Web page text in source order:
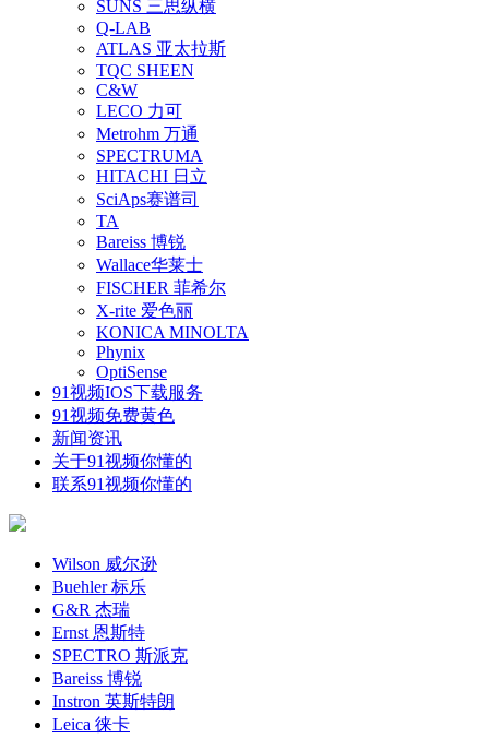
SUNS 三思纵横
Q-LAB
ATLAS 亚太拉斯
TQC SHEEN
C&W
LECO 力可
Metrohm 万通
SPECTRUMA
HITACHI 日立
SciAps赛谱司
TA
Bareiss 博锐
Wallace华莱士
FISCHER 菲希尔
X-rite 爱色丽
KONICA MINOLTA
Phynix
OptiSense
91视频IOS下载服务
91视频免费黄色
新闻资讯
关于91视频你懂的
联系91视频你懂的
Wilson 威尔逊
Buehler 标乐
G&R 杰瑞
Ernst 恩斯特
SPECTRO 斯派克
Bareiss 博锐
Instron 英斯特朗
Leica 徕卡